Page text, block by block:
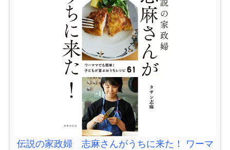
伝説の家政婦 志麻さんがうちに来た！ ワーマ